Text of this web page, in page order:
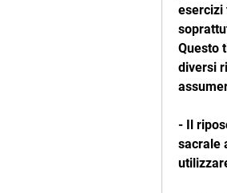
esercizi
Questo
diversi
- Il
sacrale